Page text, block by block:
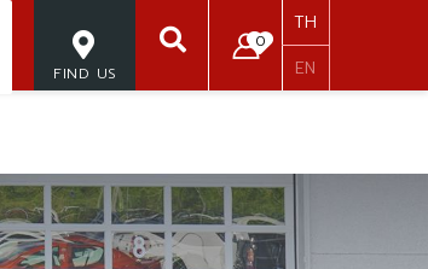
TH
EN
0
FIND US